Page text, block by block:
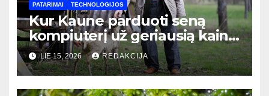
PATARIMAI TECHNOLOGIJOS
Kur Kaune parduoti seną
kompiuterį už geriausią kainą:
pilnas vadovas
LIE 15, 2026 REDAKCIJA